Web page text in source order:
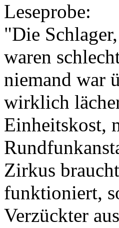
Leseprobe:
"Die
waren
niemand war
wirklich
Einheitskost,
Zirkus
funktioniert,
Verzückter